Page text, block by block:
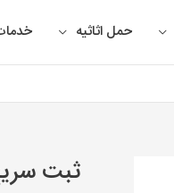
حمل اثاثیه
ثبت